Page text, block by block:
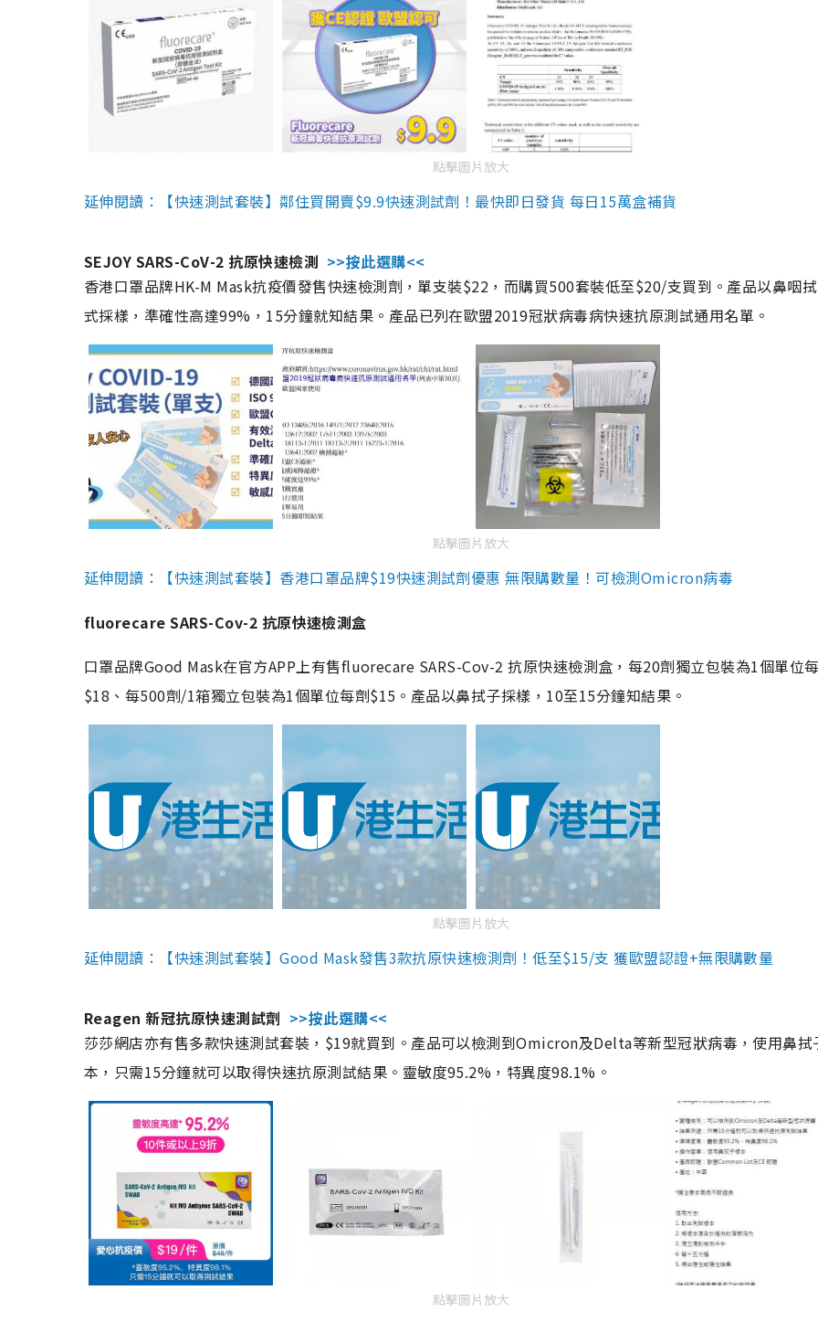
點擊圖片放大
延伸閱讀：【快速測試套裝】鄰住買開賣$9.9快速測試劑！最快即日發貨 每日15萬盒補貨
SEJOY SARS-CoV-2 抗原快速檢測 >>按此選購<<
香港口罩品牌HK-M Mask抗疫價發售快速檢測劑，單支裝$22，而購買500套裝低至$20/支買到。產品以鼻咽
式採樣，準確性高達99%，15分鐘就知結果。產品已列在歐盟2019冠狀病毒病快速抗原測試通用名單。
點擊圖片放大
延伸閱讀：【快速測試套裝】香港口罩品牌$19快速測試劑優惠 無限購數量！可檢測Omicron病毒
fluorecare SARS-Cov-2 抗原快速檢測盒
口罩品牌Good Mask在官方APP上有售fluorecare SARS-Cov-2 抗原快速檢測盒，每20劑獨立包裝為1個單位
$18、每500劑/1箱獨立包裝為1個單位每劑$15。產品以鼻拭子採樣，10至15分鐘知結果。
點擊圖片放大
延伸閱讀：【快速測試套裝】Good Mask發售3款抗原快速檢測劑！低至$15/支 獲歐盟認證+無限購數量
Reagen 新冠抗原快速測試劑 >>按此選購<<
莎莎網店亦有售多款快速測試套裝，$19就買到。產品可以檢測到Omicron及Delta等新型冠狀病毒，使用鼻拭
本，只需15分鐘就可以取得快速抗原測試結果。靈敏度95.2%，特異度98.1%。
點擊圖片放大